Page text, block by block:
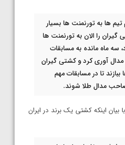
ها به تورنمنت ها بسیار
گیران را الان به تورنمنت ها
سه ماه مانده به مسابقات
مدال آوری کرد و کشتی گیران
ببازند تا در مسابقات مهم
مدال طلا شوند.
اینکه کشتی یک برند در ایران